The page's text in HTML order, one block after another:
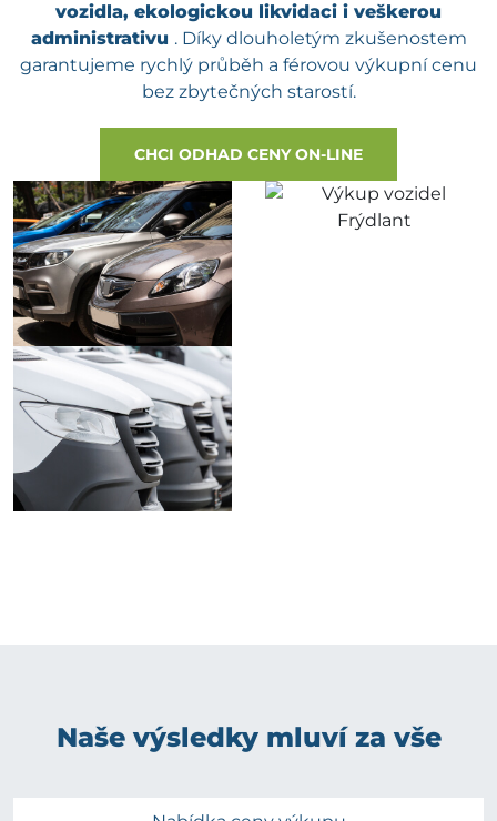
vozidla, ekologickou likvidaci i veškerou
administrativu . Díky dlouholetým zkušenostem
garantujeme rychlý průběh a férovou výkupní cenu
bez zbytečných starostí.
CHCI ODHAD CENY ON-LINE
Naše výsledky mluví za vše